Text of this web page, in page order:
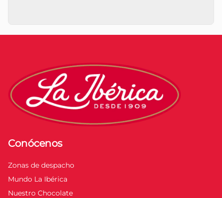
Conócenos
Zonas de despacho
Mundo La Ibérica
Nuestro Chocolate